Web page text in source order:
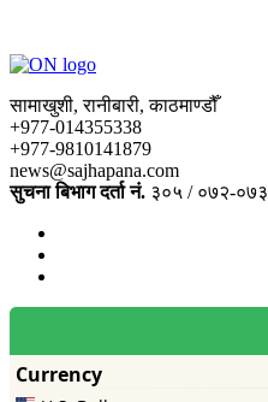
सामाखुशी, रानीबारी, काठमाण्डौँ
+977-014355338
+977-9810141879
news@sajhapana.com
सुचना बिभाग दर्ता नं. ३०५ / ०७२-०७३